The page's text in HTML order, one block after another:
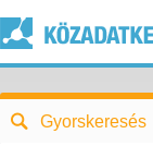
Gyorskeresés